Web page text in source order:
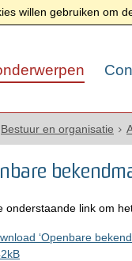
willen gebruiken om
Bestuur en organisatie
onderstaande link om
‘Openbare